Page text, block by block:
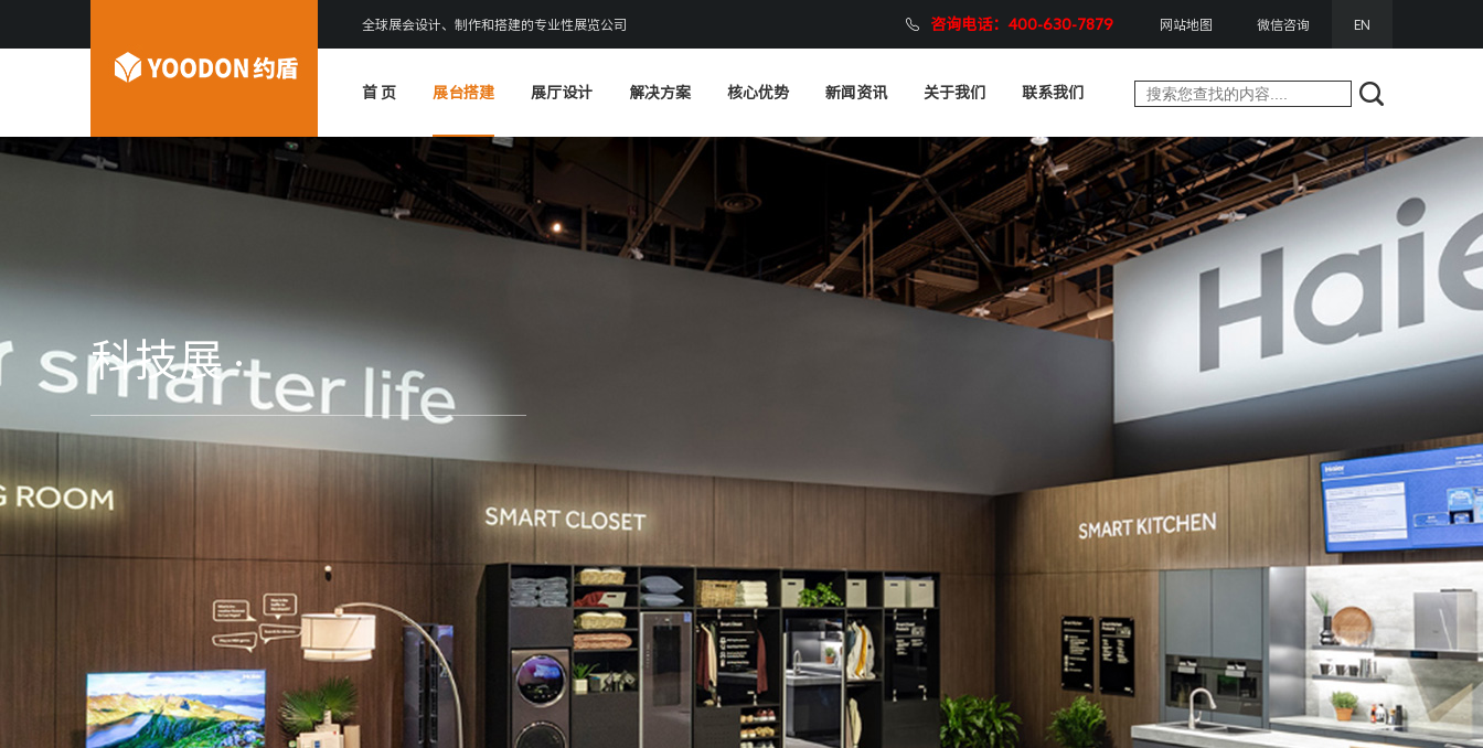
全球展会设计、制作和搭建的专业性展览公司 咨询电话：400-630-7879 网站地图 微信咨询 EN
首 页 展台搭建 展厅设计 解决方案 核心优势 新闻资讯 关于我们 联系我们
科技展 ·